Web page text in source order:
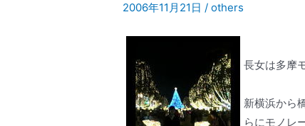
2006年11月21日 /others
長女は多摩
新横浜から
らにモノレ